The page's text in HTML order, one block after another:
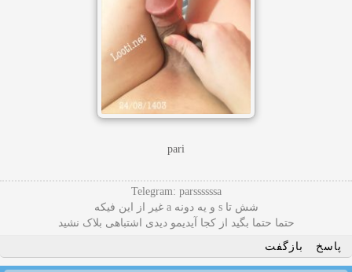
pari
Telegram: parssssssa
شش تا s و یه دونه a غیر از این فیکه
حتما حتما بگید از کجا آیدیمو دیدی اشتباهی بلاک نشید
پاسخ
بازگفت